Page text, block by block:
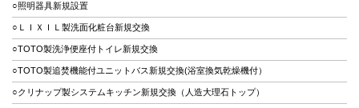
○照明器具新規設置
○ＬＩＸＩＬ製洗面化粧台新規交換
○TOTO製洗浄便座付トイレ新規交換
○TOTO製追焚機能付ユニットバス新規交換(浴室換気乾燥機付）
○クリナップ製システムキッチン新規交換（人造大理石トップ）